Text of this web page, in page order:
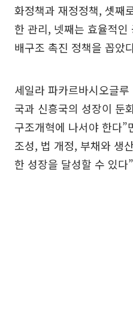
화정책과 재정정책, 셋째
한 관리, 넷째는 효율적
배구조 촉진 정책을 꼽았
세일라 파카르바시오글
국과 신흥국의 성장이 둔
구조개혁에 나서야 한다”
조성, 법 개정, 부채와 생
한 성장을 달성할 수 있다